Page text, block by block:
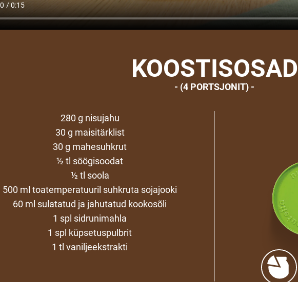
KOOSTISOSAD
(4 PORTSJONIT)
280 g nisujahu
30 g maisitärklist
30 g mahesuhkrut
½ tl söögisoodat
½ tl soola
500 ml toatemperatuuril suhkruta sojajooki
60 ml sulatatud ja jahutatud kookosõli
1 spl sidrunimahla
1 spl küpsetuspulbrit
1 tl vaniljeekstrakti